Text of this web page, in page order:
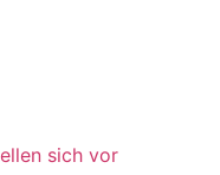
sich vor